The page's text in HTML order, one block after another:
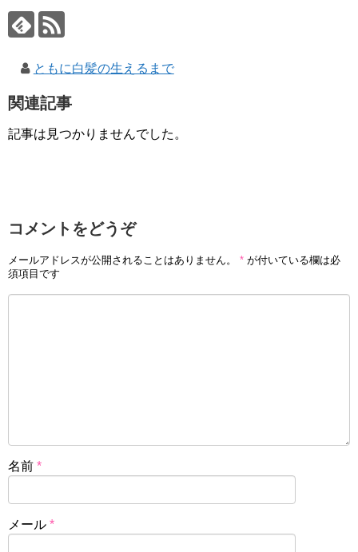
ともに白髪の生えるまで
関連記事
記事は見つかりませんでした。
コメントをどうぞ
メールアドレスが公開されることはありません。 * が付いている欄は必
須項目です
名前 *
メール *